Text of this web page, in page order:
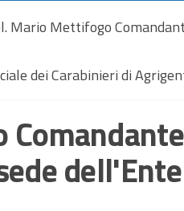
Mario Mettifogo
dei Carabinieri di
dell'Ente